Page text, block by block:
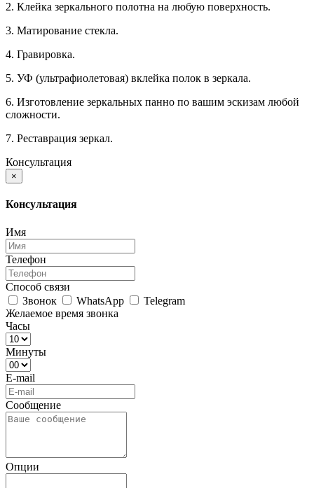
2. Клейка зеркального полотна на любую поверхность.
3. Матирование стекла.
4. Гравировка.
5. УФ (ультрафиолетовая) вклейка полок в зеркала.
6. Изготовление зеркальных панно по вашим эскизам любой
сложности.
7. Реставрация зеркал.
Консультация
×
Консультация
Имя
Телефон
Способ связи
Звонок
WhatsApp
Telegram
Желаемое время звонка
Часы
Минуты
E-mail
Сообщение
Опции